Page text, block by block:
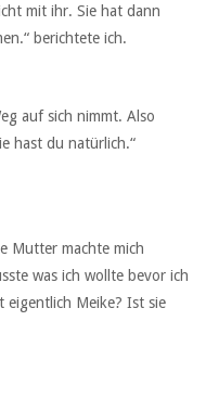
mit ihr. Sie hat dann
berichtete ich.
auf sich nimmt. Also
hast du natürlich.“
Mutter machte mich
was ich wollte bevor ich
eigentlich Meike? Ist sie